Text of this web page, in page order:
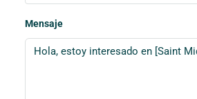
Mensaje